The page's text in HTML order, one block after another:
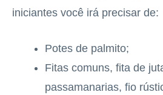
iniciantes você irá precisar de:
Potes de palmito;
Fitas comuns, fita de
passamanarias, fio